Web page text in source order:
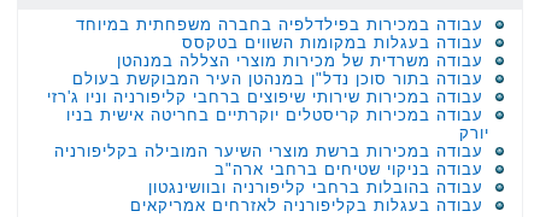
עבודה במכירות בפילדלפיה בחברה משפחתית במיוחד
עבודה בעגלות במקומות השווים בטקסס
עבודה משרדית של מכירות מוצרי הצללה במנהטן
עבודה בתור סוכן נדל"ן במנהטן העיר המבוקשת בעולם
עבודה במכירות שירותי שיפוצים ברחבי קליפורניה וניו ג'רזי
עבודה במכירות קריסטלים יוקרתיים בחריטה אישית בניו
יורק
עבודה במכירות ברשת מוצרי השיער המובילה בקליפורניה
עבודה בניקוי שטיחים ברחבי ארה"ב
עבודה בהובלות ברחבי קליפורניה ובוושינגטון
עבודה בעגלות בקליפורניה לאזרחים אמריקאים